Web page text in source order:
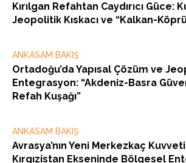
Kırılgan Refahtan Caydırıcı Güce:
Jeopolitik Kıskacı ve “Kalkan-
ANKASAM BAKIŞ
Ortadoğu’da Yapısal Çözüm ve
Entegrasyon: “Akdeniz-Basra
Refah Kuşağı”
ANKASAM BAKIŞ
Avrasya’nın Yeni Merkezkaç
Kırgızistan Ekseninde Bölgesel